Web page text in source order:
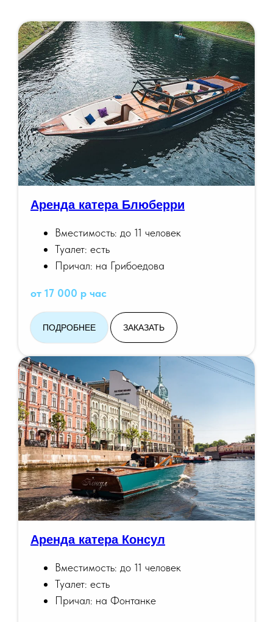
Аренда катера Блюберри
Вместимость: до 11 человек
Туалет: есть
Причал: на Грибоедова
от 17 000 р час
ПОДРОБНЕЕ ЗАКАЗАТЬ
Аренда катера Консул
Вместимость: до 11 человек
Туалет: есть
Причал: на Фонтанке